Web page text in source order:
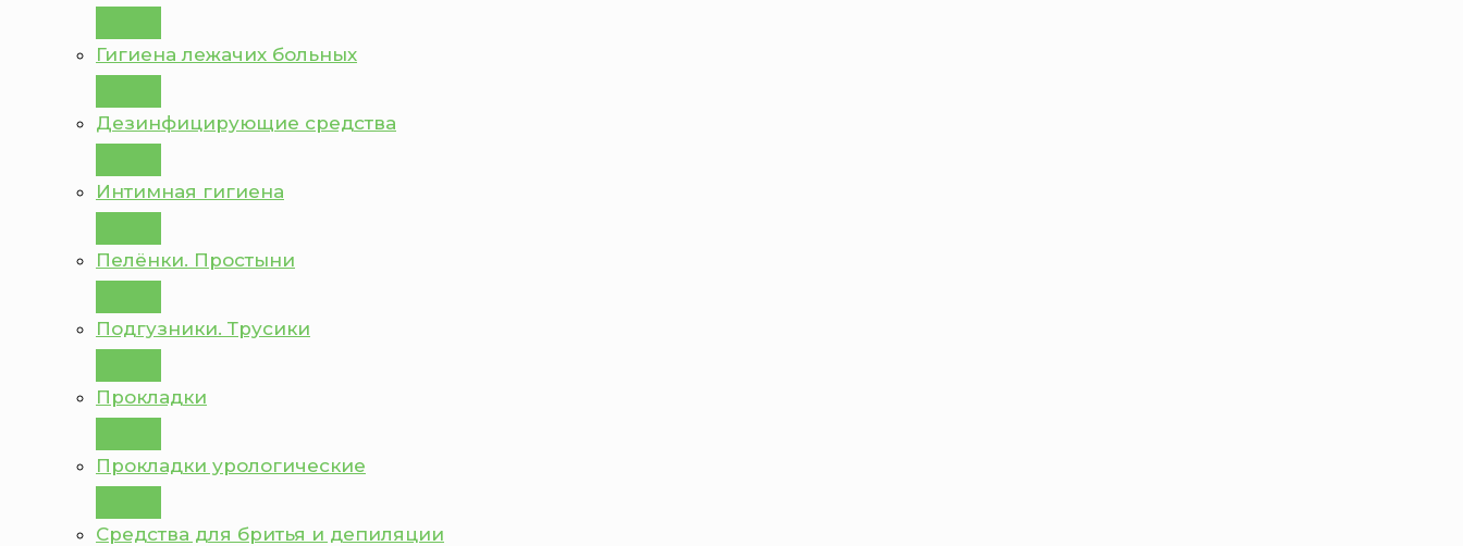
Гигиена лежачих больных
Дезинфицирующие средства
Интимная гигиена
Пелёнки. Простыни
Подгузники. Трусики
Прокладки
Прокладки урологические
Средства для бритья и депиляции